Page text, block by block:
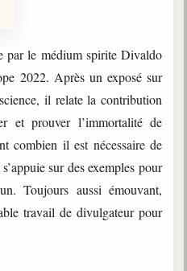
par le médium spirite Divaldo
2022. Après un exposé sur
il relate la contribution
et prouver l’immortalité de
combien il est nécessaire de
sur des exemples pour
Toujours aussi émouvant,
travail de divulgateur pour